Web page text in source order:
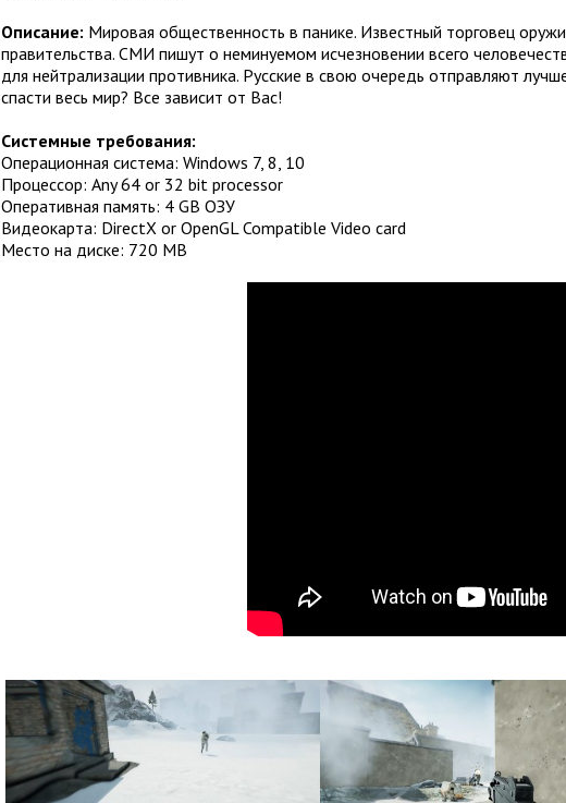
Описание: Мировая общественность в панике. Известный торговец
правительства. СМИ пишут о неминуемом исчезновении всего
для нейтрализации противника. Русские в свою очередь отправляют
спасти весь мир? Все зависит от Вас!
Системные требования:
Операционная система: Windows 7, 8, 10
Процессор: Any 64 or 32 bit processor
Оперативная память: 4 GB ОЗУ
Видеокарта: DirectX or OpenGL Compatible Video card
Место на диске: 720 MB